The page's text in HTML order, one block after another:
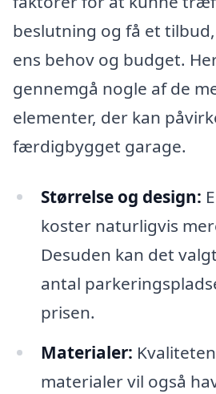
beslutning og få et
ens behov og budget.
gennemgå nogle af de
elementer, der kan
færdigbygget garage.
Størrelse og design:
koster naturligvis
Desuden kan det
antal
prisen.
Materialer:
materialer vil også